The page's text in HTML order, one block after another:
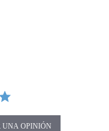
UNA OPINIÓN